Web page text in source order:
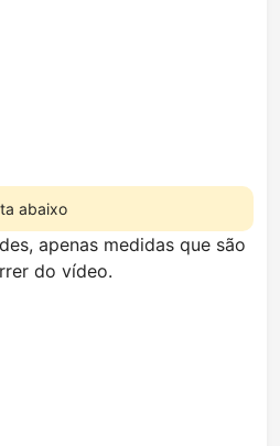
abaixo
apenas medidas que são
do vídeo.